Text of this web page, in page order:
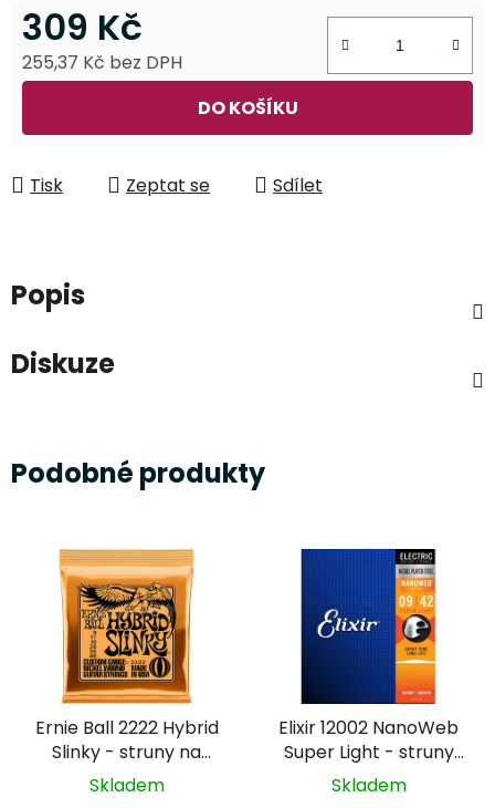
309 Kč
255,37 Kč bez DPH
DO KOŠÍKU
Tisk Zeptat se Sdílet
Popis
Diskuze
Podobné produkty
Ernie Ball 2222 Hybrid
Slinky - struny na
elektrickou kytaru
Skladem
Elixir 12002 NanoWeb
Super Light - struny
na elektrickou kytaru
Skladem